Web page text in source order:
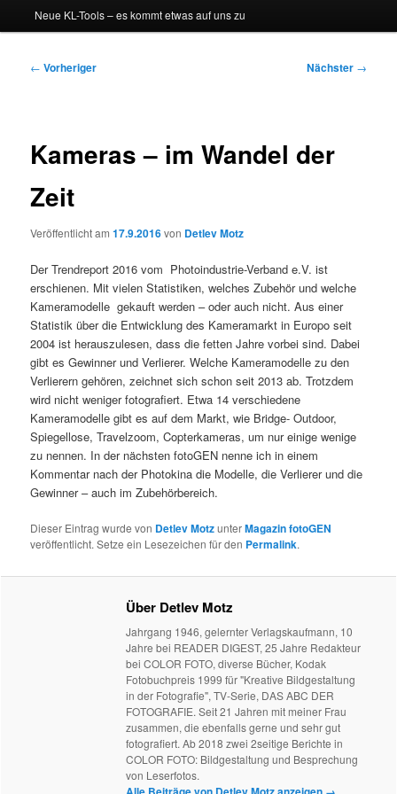
Neue KL-Tools – es kommt etwas auf uns zu
Beitragsnavigation
← Vorheriger Nächster →
Kameras – im Wandel der
Zeit
Veröffentlicht am17.9.2016von Detlev Motz
Der Trendreport 2016 vom Photoindustrie-Verband e.V. ist
erschienen. Mit vielen Statistiken, welches Zubehör und welche
Kameramodelle gekauft werden – oder auch nicht. Aus einer
Statistik über die Entwicklung des Kameramarkt in Europo seit
2004 ist herauszulesen, dass die fetten Jahre vorbei sind. Dabei
gibt es Gewinner und Verlierer. Welche Kameramodelle zu den
Verlierern gehören, zeichnet sich schon seit 2013 ab. Trotzdem
wird nicht weniger fotografiert. Etwa 14 verschiedene
Kameramodelle gibt es auf dem Markt, wie Bridge- Outdoor,
Spiegellose, Travelzoom, Copterkameras, um nur einige wenige
zu nennen. In der nächsten fotoGEN nenne ich in einem
Kommentar nach der Photokina die Modelle, die Verlierer und die
Gewinner – auch im Zubehörbereich.
Dieser Eintrag wurde von Detlev MotzunterMagazin fotoGEN
veröffentlicht. Setze ein Lesezeichen für den Permalink.
Über Detlev Motz
Jahrgang 1946, gelernter Verlagskaufmann, 10
Jahre bei READER DIGEST, 25 Jahre Redakteur
bei COLOR FOTO, diverse Bücher, Kodak
Fotobuchpreis 1999 für "Kreative Bildgestaltung
in der Fotografie", TV-Serie, DAS ABC DER
FOTOGRAFIE. Seit 21 Jahren mit meiner Frau
zusammen, die ebenfalls gerne und sehr gut
fotografiert. Ab 2018 zwei 2seitige Berichte in
COLOR FOTO: Bildgestaltung und Besprechung
von Leserfotos.